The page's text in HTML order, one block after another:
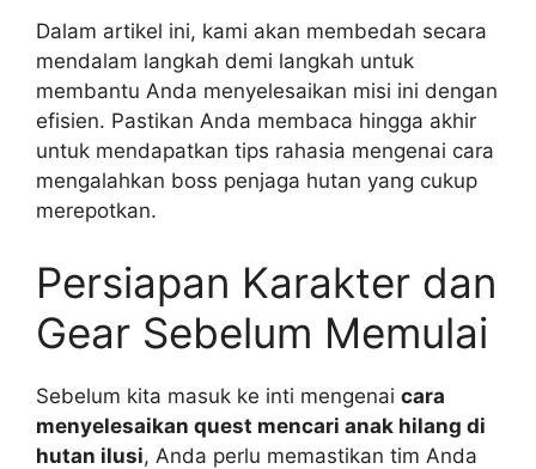
Dalam artikel ini, kami akan membedah secara
mendalam langkah demi langkah untuk
membantu Anda menyelesaikan misi ini dengan
efisien. Pastikan Anda membaca hingga akhir
untuk mendapatkan tips rahasia mengenai cara
mengalahkan boss penjaga hutan yang cukup
merepotkan.
Persiapan Karakter dan
Gear Sebelum Memulai
Sebelum kita masuk ke inti mengenai cara
menyelesaikan quest mencari anak hilang di
hutan ilusi, Anda perlu memastikan tim Anda